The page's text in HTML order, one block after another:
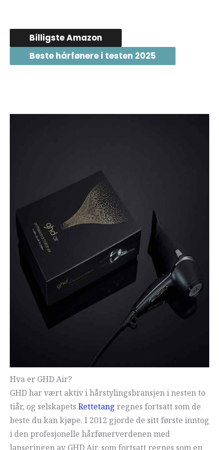
Billigste Amazon
Beste hårfønere i testen 2025
Hva er GHD Air?
GHD har vært aktiv i hårstylingsbransjen i nesten to
tiår, og selskapets Rettetang regnes fortsatt som de
beste du kan kjøpe. I 2012 gjorde de sitt første inntog
i den profesjonelle hårfønerverdenen med
lanseringen av GHD Air, som fortsatt regnes som en